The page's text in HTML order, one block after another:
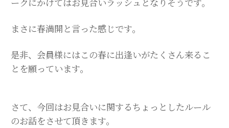
まさに春満開と言った感じです。
是非、会員様にはこの春に出逢いがたくさん来るこ
とを願っています。
さて、今回はお見合いに関するちょっとしたルール
のお話をさせて頂きます。